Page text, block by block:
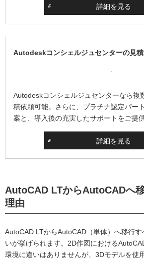
詳細を見る
Autodeskコンシェルジュセンターの見
Autodeskコンシェルジュセンターなら複
積依頼可能。さらに、プラチナ認定パー
案と、導入後の充実したサポートをご提供
詳細を見る
AutoCAD LTからAutoCADへ
理由
AutoCAD LTからAutoCAD（単体）へ移行
いが挙げられます。2D作図における
環境に違いはありませんが、3Dモデルを使